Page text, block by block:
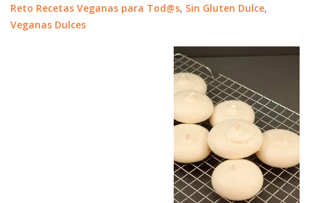
Reto Recetas Veganas para Tod@s, Sin Gluten Dulce,
Veganas Dulces